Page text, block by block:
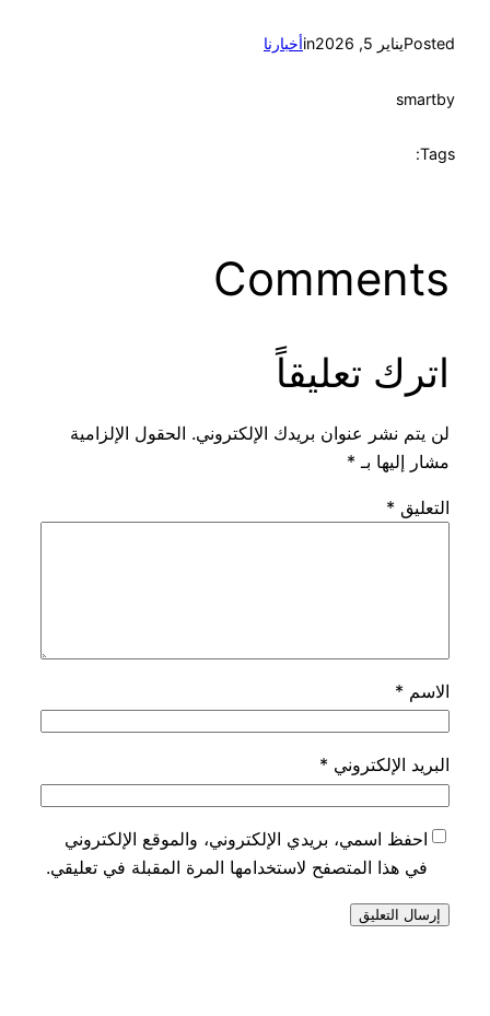
Postedيناير 5, 2026 inأخبارنا
by
smart
Tags:
Comments
اترك تعليقاً
لن يتم نشر عنوان بريدك الإلكتروني. الحقول الإلزامية
مشار إليها بـ *
التعليق *
الاسم *
البريد الإلكتروني *
احفظ اسمي، بريدي الإلكتروني، والموقع الإلكتروني
في هذا المتصفح لاستخدامها المرة المقبلة في تعليقي.